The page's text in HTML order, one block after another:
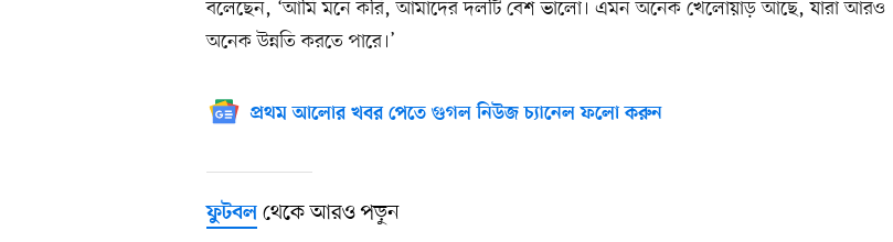
বলেছেন, ‘আমি মনে করি, আমাদের দলটি বেশ ভালো। এমন অনেক খেলোয়াড় আছে, যারা আরও
অনেক উন্নতি করতে পারে।’
প্রথম আলোর খবর পেতে গুগল নিউজ চ্যানেল ফলো করুন
ফুটবল থেকে আরও পড়ুন